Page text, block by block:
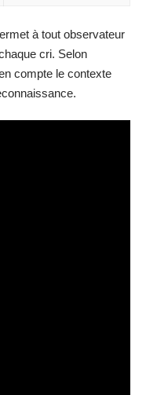
à tout observateur
cri. Selon
compte le contexte